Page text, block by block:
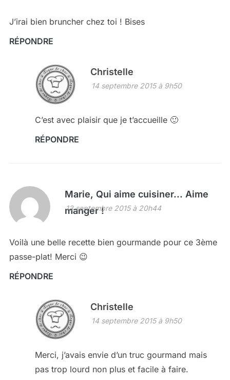
J’irai bien bruncher chez toi ! Bises
RÉPONDRE
Christelle
14 septembre 2015 à 9h50
C’est avec plaisir que je t’accueille 🙂
RÉPONDRE
Marie, Qui aime cuisiner... Aime
manger !
13 septembre 2015 à 20h44
Voilà une belle recette bien gourmande pour ce 3ème
passe-plat! Merci 😉
RÉPONDRE
Christelle
14 septembre 2015 à 9h50
Merci, j’avais envie d’un truc gourmand mais
pas trop lourd non plus et facile à faire.